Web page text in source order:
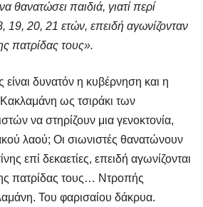
θανατώσει παιδιά, γιατί περί
19, 20, 21 ετών, επειδή αγωνίζονταν
πατρίδας τους».
είναι δυνατόν η κυβέρνηση και η
ως τσιράκι των
να στηρίζουν μια γενοκτονία,
λαού; Οι σιωνιστές θανατώνουν
επί δεκαετίες, επειδή αγωνίζονται
πατρίδας τους… Ντροπής
Του φαρισαίου δάκρυα.